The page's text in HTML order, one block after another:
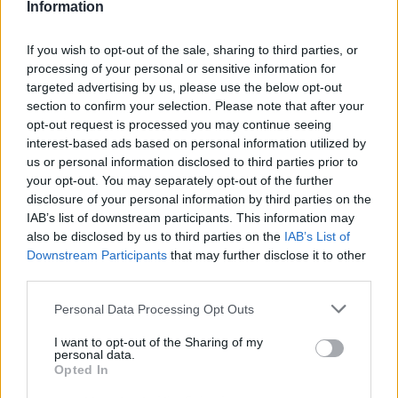
Information
If you wish to opt-out of the sale, sharing to third parties, or
processing of your personal or sensitive information for
targeted advertising by us, please use the below opt-out
section to confirm your selection. Please note that after your
opt-out request is processed you may continue seeing
interest-based ads based on personal information utilized by
us or personal information disclosed to third parties prior to
your opt-out. You may separately opt-out of the further
disclosure of your personal information by third parties on the
IAB’s list of downstream participants. This information may
also be disclosed by us to third parties on the IAB’s List of
Downstream Participants that may further disclose it to other
Personal Data Processing Opt Outs
I want to opt-out of the Sharing of my
personal data.
Opted In
L’attaccamento al brand porta traffico diretto, ma
lavoriamo anche sulla distribuzione all’esterno del
nostro portale. La meteorologia è diventata una
commodity, ciò che ci differenzia è l’affidabilità e
l’autorevolezza.Lavoriamo con il mondo GEDI su
stampa e digital, con il Gruppo Caltagirone, con
AdnKronos e AskaNews, ma anche con realtà della
radio, come Radio Italia, Radio Deejay, Radio Capital e
M2O, e con gli smartphone (Huawei e Samsung). Oltre
al business editoriale, poi, lavoriamo come fornitori di
servizi per le aziende che usano questo tipo di dati per
il business.
Come si compone la vostra offerta pubblicitaria?
Abbiamo un sistema di vendita pubblicitaria molto
sofisticato, con la nostra concessionaria, Manzoni, che